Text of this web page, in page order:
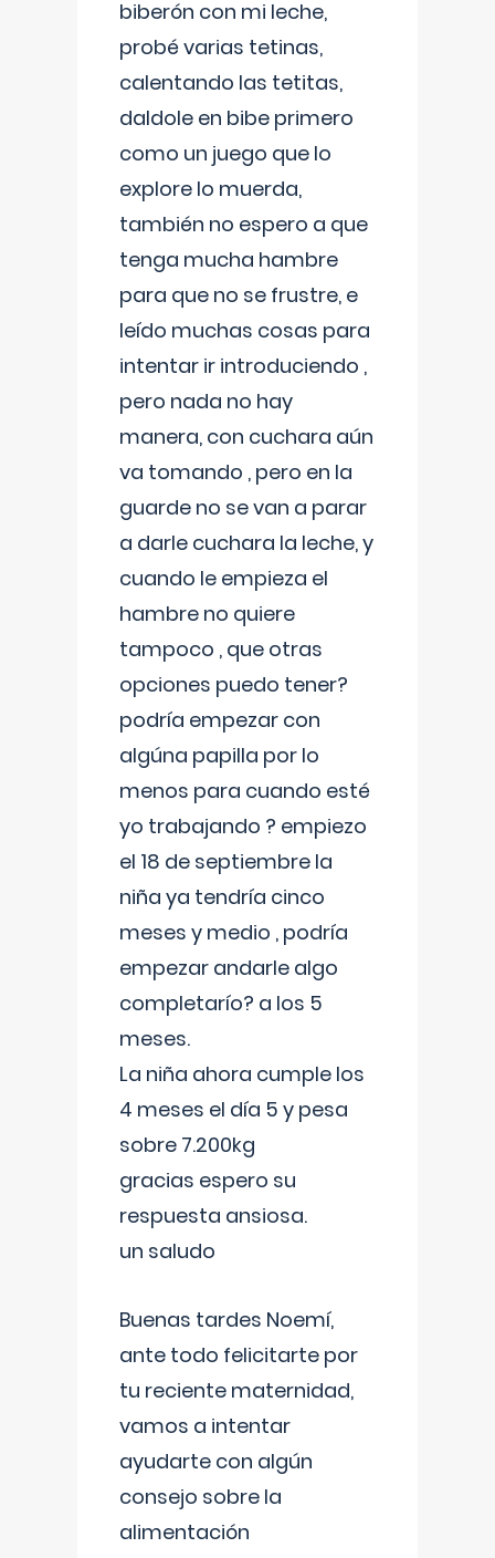
biberón con mi leche,
probé varias tetinas,
calentando las tetitas,
daldole en bibe primero
como un juego que lo
explore lo muerda,
también no espero a que
tenga mucha hambre
para que no se frustre, e
leído muchas cosas para
intentar ir introduciendo ,
pero nada no hay
manera, con cuchara aún
va tomando , pero en la
guarde no se van a parar
a darle cuchara la leche, y
cuando le empieza el
hambre no quiere
tampoco , que otras
opciones puedo tener?
podría empezar con
algúna papilla por lo
menos para cuando esté
yo trabajando ? empiezo
el 18 de septiembre la
niña ya tendría cinco
meses y medio , podría
empezar andarle algo
completarío? a los 5
meses.
La niña ahora cumple los
4 meses el día 5 y pesa
sobre 7.200kg
gracias espero su
respuesta ansiosa.
un saludo
Buenas tardes Noemí,
ante todo felicitarte por
tu reciente maternidad,
vamos a intentar
ayudarte con algún
consejo sobre la
alimentación